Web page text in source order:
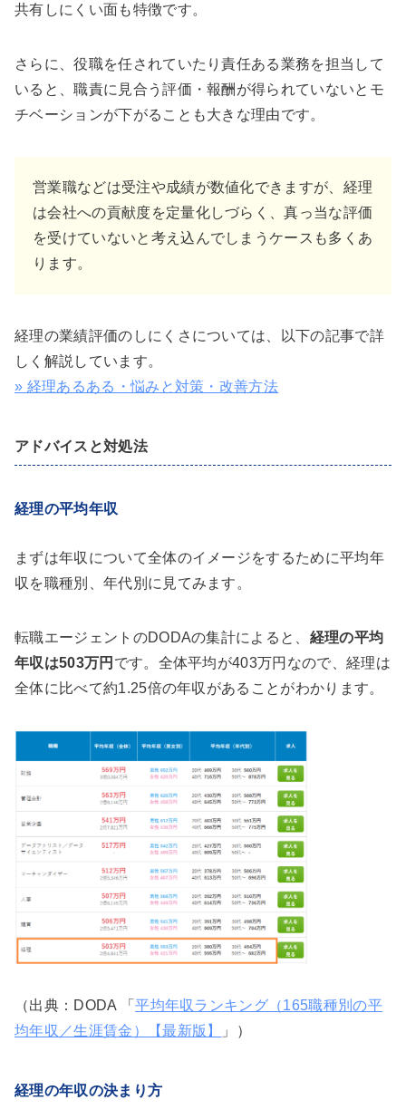
共有しにくい面も特徴です。
さらに、役職を任されていたり責任ある業務を担当して
いると、職責に見合う評価・報酬が得られていないとモ
チベーションが下がることも大きな理由です。
営業職などは受注や成績が数値化できますが、経理
は会社への貢献度を定量化しづらく、真っ当な評価
を受けていないと考え込んでしまうケースも多くあ
ります。
経理の業績評価のしにくさについては、以下の記事で詳
しく解説しています。
» 経理あるある・悩みと対策・改善方法
アドバイスと対処法
経理の平均年収
まずは年収について全体のイメージをするために平均年
収を職種別、年代別に見てみます。
転職エージェントのDODAの集計によると、 経理の平均
年収は503万円 です。全体平均が403万円なので、経理は
全体に比べて約1.25倍の年収があることがわかります。
（出典：DODA 「平均年収ランキング（165職種別の平
均年収／生涯賃金）【最新版】
」）
経理の年収の決まり方